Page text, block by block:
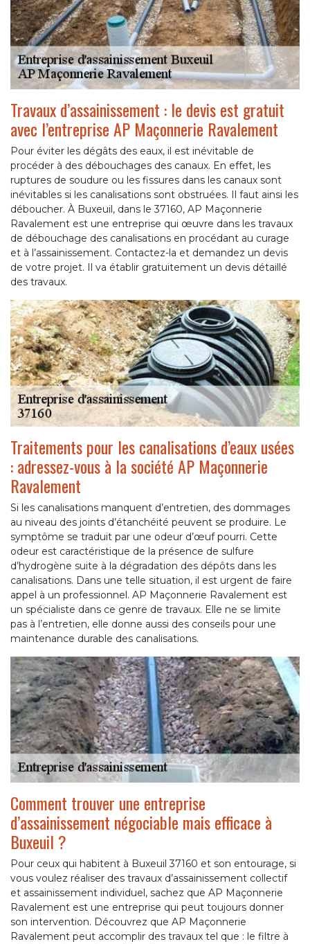
Travaux d’assainissement : le devis est gratuit
avec l’entreprise AP Maçonnerie Ravalement
Pour éviter les dégâts des eaux, il est inévitable de
procéder à des débouchages des canaux. En effet, les
ruptures de soudure ou les fissures dans les canaux sont
inévitables si les canalisations sont obstruées. Il faut ainsi les
déboucher. À Buxeuil, dans le 37160, AP Maçonnerie
Ravalement est une entreprise qui œuvre dans les travaux
de débouchage des canalisations en procédant au curage
et à l’assainissement. Contactez-la et demandez un devis
de votre projet. Il va établir gratuitement un devis détaillé
des travaux.
Traitements pour les canalisations d’eaux usées
: adressez-vous à la société AP Maçonnerie
Ravalement
Si les canalisations manquent d’entretien, des dommages
au niveau des joints d’étanchéité peuvent se produire. Le
symptôme se traduit par une odeur d’œuf pourri. Cette
odeur est caractéristique de la présence de sulfure
d’hydrogène suite à la dégradation des dépôts dans les
canalisations. Dans une telle situation, il est urgent de faire
appel à un professionnel. AP Maçonnerie Ravalement est
un spécialiste dans ce genre de travaux. Elle ne se limite
pas à l’entretien, elle donne aussi des conseils pour une
maintenance durable des canalisations.
Comment trouver une entreprise
d’assainissement négociable mais efficace à
Buxeuil ?
Pour ceux qui habitent à Buxeuil 37160 et son entourage, si
vous voulez réaliser des travaux d’assainissement collectif
et assainissement individuel, sachez que AP Maçonnerie
Ravalement est une entreprise qui peut toujours donner
son intervention. Découvrez que AP Maçonnerie
Ravalement peut accomplir des travaux tel que : le filtre à